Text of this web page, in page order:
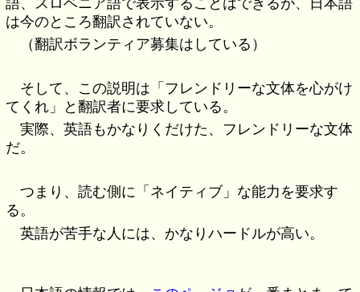
は今のところ翻訳されていない。
（翻訳ボランティア募集はしている）
そして、この説明は「フレンドリーな文体を心がけ
てくれ」と翻訳者に要求している。
実際、英語もかなりくだけた、フレンドリーな文体
だ。
つまり、読む側に「ネイティブ」な能力を要求す
る。
英語が苦手な人には、かなりハードルが高い。